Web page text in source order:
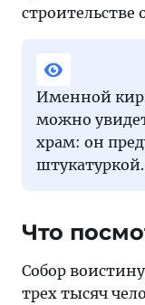
строительстве
Именной
можно
храм: он
штукатуркой.
Что
Собор
трех тысяч